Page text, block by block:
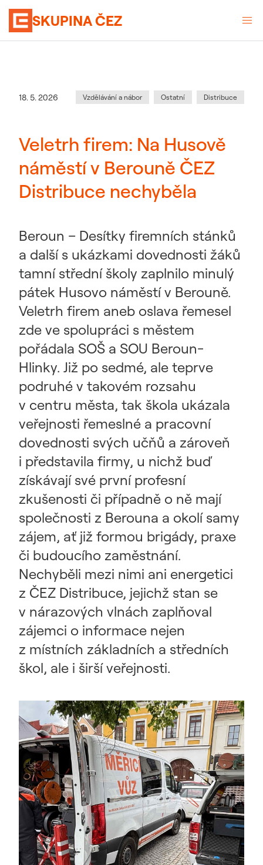
SKUPINA ČEZ
Datum zveřejnění
18. 5. 2026 Kategorie:
Vzdělávání a nábor Ostatní Distribuce
Veletrh firem: Na Husově
náměstí v Berouně ČEZ
Distribuce nechyběla
Beroun – Desítky firemních stánků
a další s ukázkami dovednosti žáků
tamní střední školy zaplnilo minulý
pátek Husovo náměstí v Berouně.
Veletrh firem aneb oslava řemesel
zde ve spolupráci s městem
pořádala SOŠ a SOU Beroun-
Hlinky. Již po sedmé, ale teprve
podruhé v takovém rozsahu
v centru města, tak škola ukázala
veřejnosti řemeslné a pracovní
dovednosti svých učňů a zároveň
i představila firmy, u nichž buď
získávají své první profesní
zkušenosti či případně o ně mají
společnosti z Berouna a okolí samy
zájem, ať již formou brigády, praxe
či budoucího zaměstnání.
Nechyběli mezi nimi ani energetici
z ČEZ Distribuce, jejichž stan se
v nárazových vlnách zaplňoval
zájemci o informace nejen
z místních základních a středních
škol, ale i širší veřejnosti.